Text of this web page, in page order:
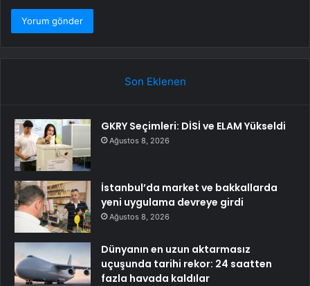
Son Eklenen
GKRY Seçimleri: DİSİ ve ELAM Yükseldi
Ağustos 8, 2026
İstanbul’da market ve bakkallarda
yeni uygulama devreye girdi
Ağustos 8, 2026
Dünyanın en uzun aktarmasız
uçuşunda tarihi rekor: 24 saatten
fazla havada kaldılar